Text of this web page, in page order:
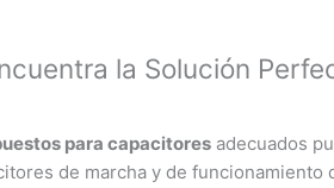
la Solución
para capacitores adecuados
de marcha y de funcionamiento